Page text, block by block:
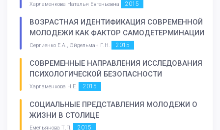
Харламенкова Наталья Евгеньевна 2015
ВОЗРАСТНАЯ ИДЕНТИФИКАЦИЯ СОВРЕМЕННОЙ
МОЛОДЕЖИ КАК ФАКТОР САМОДЕТЕРМИНАЦИИ
Сергиенко Е.А., Эйдельман Г.Н. 2015
СОВРЕМЕННЫЕ НАПРАВЛЕНИЯ ИССЛЕДОВАНИЯ
ПСИХОЛОГИЧЕСКОЙ БЕЗОПАСНОСТИ
Харламенкова Н.Е. 2015
СОЦИАЛЬНЫЕ ПРЕДСТАВЛЕНИЯ МОЛОДЕЖИ О
ЖИЗНИ В СТОЛИЦЕ
Емельянова Т.П. 2015